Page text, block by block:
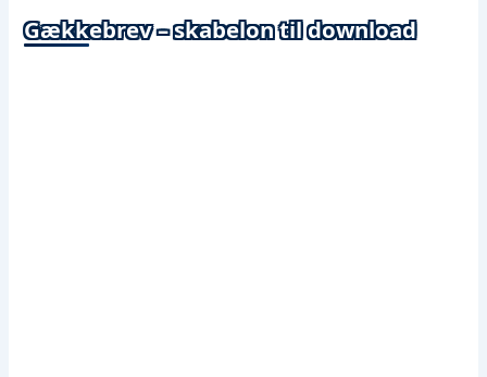
Gækkebrev – skabelon til download